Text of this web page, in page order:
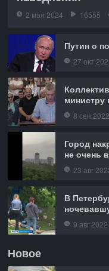
2 мая 2024 16555
Путин о
27 окт
министру
8 сен 2022
Город
не очень
23 авг
В
9 авг 2022
Новое